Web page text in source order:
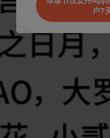
户7